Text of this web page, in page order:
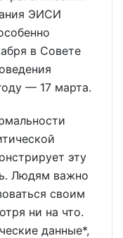
ЭИСИ
в Совете
— 17 марта.
эту
Людям важно
своим
ни на что.
данные*,